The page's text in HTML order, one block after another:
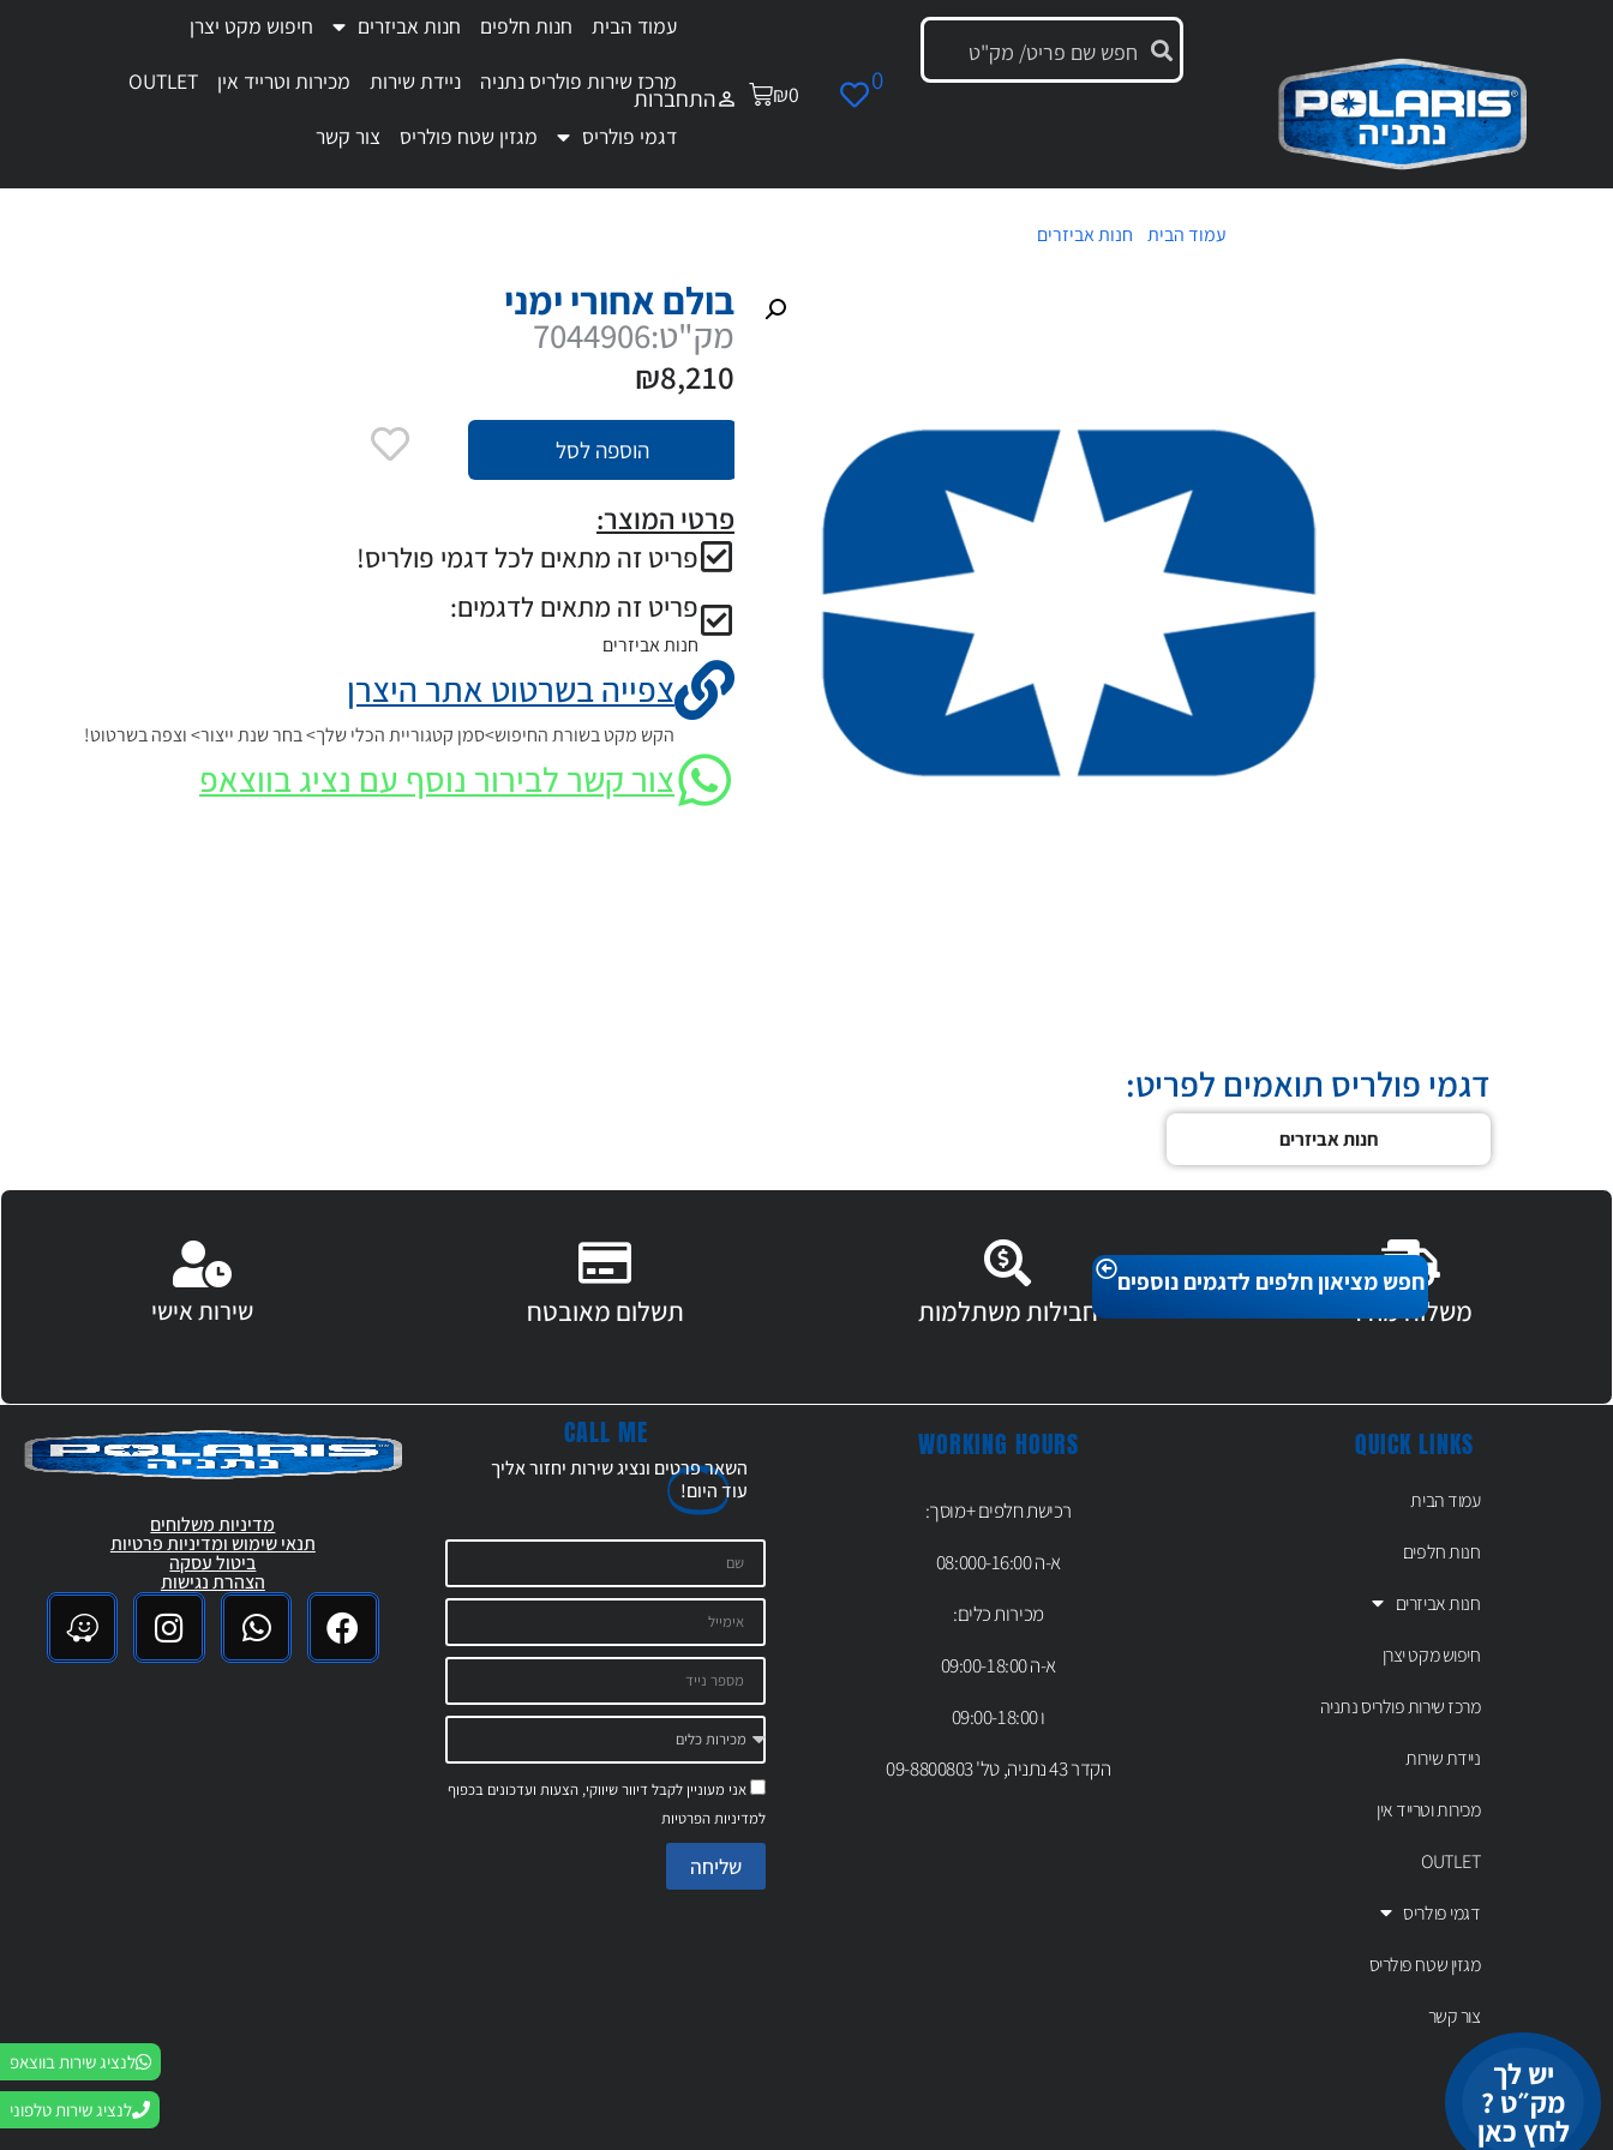
0
₪0 התחברות
עמוד הבית חנות חלפים חנות אביזרים
חיפוש מקט יצרן
מרכז שירות פולריס נתניה
ניידת שירות מכירות וטרייד אין
OUTLET
דגמי פולריס
מגזין שטח פולריס צור קשר
בולם אחורי ימני
מק"ט:7044906
₪8,210
הוספה לסל
פרטי המוצר:
פריט זה מתאים לכל דגמי פולריס!
פריט זה מתאים לדגמים:
חנות אביזרים
צפייה בשרטוט אתר היצרן
הקש מקט בשורת החיפוש>סמן קטגוריית הכלי שלך> בחר שנת ייצור> וצפה בשרטוט!
צור קשר לבירור נוסף עם נציג בווצאפ
חפש מציאון חלפים לדגמים נוספים
עמוד הבית/ חנות אביזרים
דגמי פולריס תואמים לפריט:
חנות אביזרים
משלוח מהיר חבילות משתלמות תשלום מאובטח שירות אישי
QUICK LINKS
עמוד הבית
חנות חלפים
חנות אביזרים
חיפוש מקט יצרן
מרכז שירות פולריס נתניה
ניידת שירות
מכירות וטרייד אין
OUTLET
דגמי פולריס
מגזין שטח פולריס
צור קשר
יש לך
מק״ט ?
לחץ כאן
WORKING HOURS
רכישת חלפים +מוסך:
א-ה 08:000-16:00
מכירות כלים:
א-ה 09:00-18:00
ו 09:00-18:00
הקדר 43 נתניה, טל' 09-8800803
CALL ME
השאר פרטים ונציג שירות יחזור אליך
עודהיום!
אני מעוניין לקבל דיוור שיווקי, הצעות ועדכונים בכפוף
למדיניות הפרטיות
שליחה
לנציג שירות בווצאפ
לנציג שירות טלפוני
מדיניות משלוחים
תנאי שימוש ומדיניות פרטיות
ביטול עסקה
הצהרת נגישות